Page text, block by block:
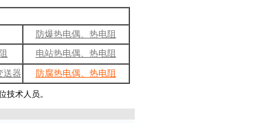
防爆热电偶、热电阻
电站热电偶、热电阻
送器 防腐热电偶、热电阻
技术人员。